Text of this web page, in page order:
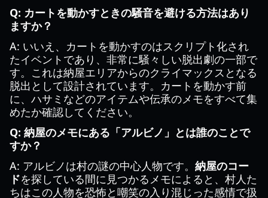
Q: カートを動かすときの騒音を避ける方法はあり
ますか？
A: いいえ、カートを動かすのはスクリプト化され
たイベントであり、非常に騒々しい脱出劇の一部で
す。これは納屋エリアからのクライマックスとなる
脱出として設計されています。カートを動かす前
に、ハサミなどのアイテムや伝承のメモをすべて集
めたか確認してください。
Q: 納屋のメモにある「アルビノ」とは誰のことで
すか？
A: アルビノは村の謎の中心人物です。 納屋のコー
ドを探している間に見つかるメモによると、村人た
ちはこの人物を恐怖と嘲笑の入り混じった感情で扱